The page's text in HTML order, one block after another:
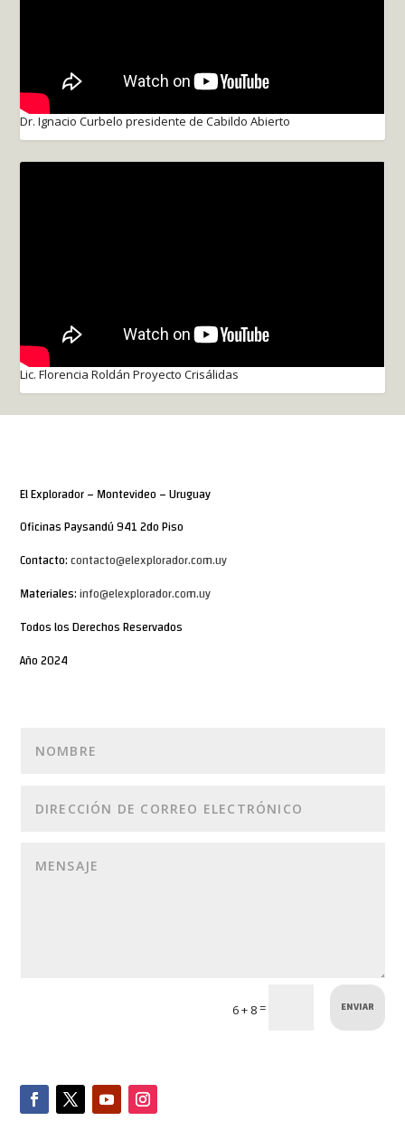
Dr. Ignacio Curbelo presidente de Cabildo Abierto
Lic. Florencia Roldán Proyecto Crisálidas
El Explorador – Montevideo – Uruguay
Oficinas Paysandú 941 2do Piso
Contacto:contacto@elexplorador.com.uy
Materiales:info@elexplorador.com.uy
Todos los Derechos Reservados
Año 2024
6 + 8= ENVIAR